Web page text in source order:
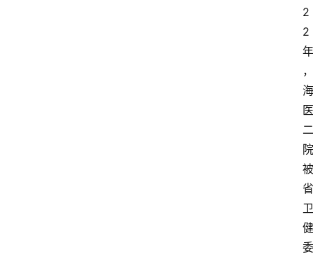
2
2
年
，
海
医
二
院
被
省
卫
健
委